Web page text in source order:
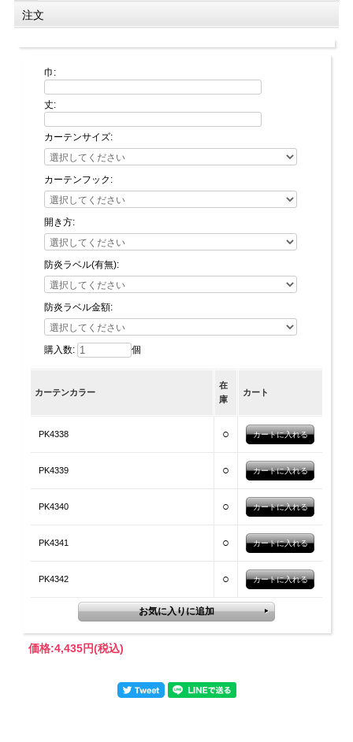
注文
巾:
丈:
カーテンサイズ:
カーテンフック:
開き方:
防炎ラベル(有無):
防炎ラベル金額:
購入数: 個
カーテンカラー
在
庫
カート
PK4338 ○
PK4339 ○
PK4340 ○
PK4341 ○
PK4342 ○
価格:4,435円(税込)